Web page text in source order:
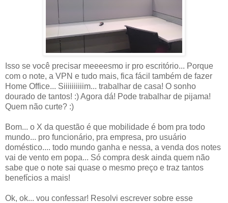
Isso se você precisar meeeesmo ir pro escritório... Porque
com o note, a VPN e tudo mais, fica fácil também de fazer
Home Office... Siiiiiiiiiim... trabalhar de casa! O sonho
dourado de tantos! :) Agora dá! Pode trabalhar de pijama!
Quem não curte? :)
Bom... o X da questão é que mobilidade é bom pra todo
mundo... pro funcionário, pra empresa, pro usuário
doméstico.... todo mundo ganha e nessa, a venda dos notes
vai de vento em popa... Só compra desk ainda quem não
sabe que o note sai quase o mesmo preço e traz tantos
benefícios a mais!
Ok, ok... vou confessar! Resolvi escrever sobre esse